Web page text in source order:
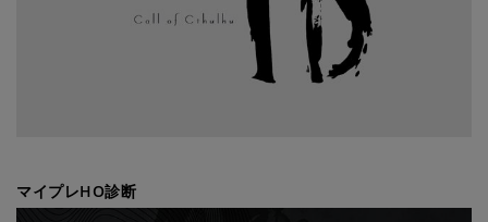
マイプレHO診断